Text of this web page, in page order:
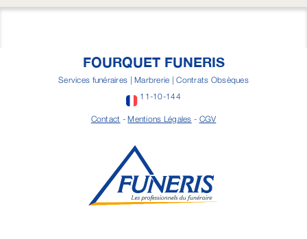
FOURQUET FUNERIS
Services funéraires | Marbrerie | Contrats Obsèques
11-10-144
Contact -Mentions Légales - CGV